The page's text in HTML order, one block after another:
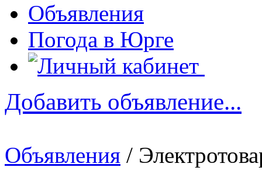
Объявления
Погода в Юрге
Добавить объявление...
Объявления /